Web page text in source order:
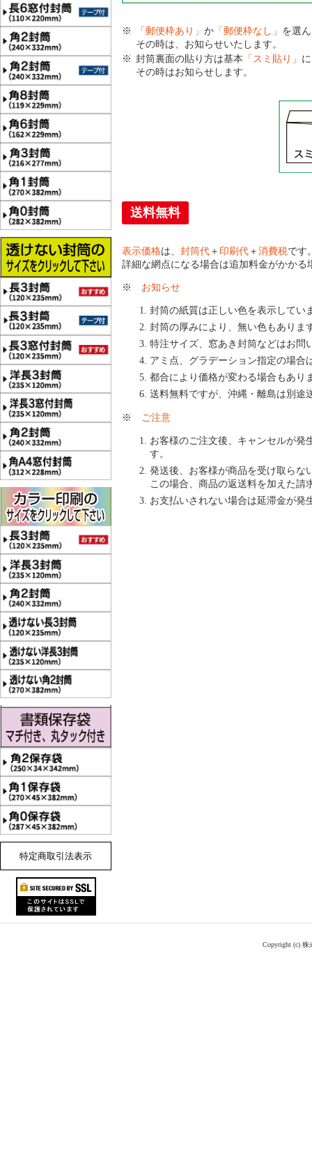
特定商取引法表示
「郵便枠あり」 か 「郵便枠なし」 を選
その時は、お知らせいたします。
封筒裏面の貼り方は基本 「スミ貼り」
その時はお知らせします。
送料無料
表示価格は、 封筒代 ＋ 印刷代 ＋ 消費税です
詳細な網点になる場合は追加料金がかかる
※ お知らせ
封筒の紙質は正しい色を表示してい
封筒の厚みにより、無い色もありま
特注サイズ、窓あき封筒などはお問
アミ点、グラデーション指定の場合
都合により価格が変わる場合もあり
送料無料ですが、沖縄・離島は別途
※ ご注意
お客様のご注文後、キャンセルが発
す。
発送後、お客様が商品を受け取らな
この場合、商品の返送料を加えた請
お支払いされない場合は延滞金が発
Copyright (c)